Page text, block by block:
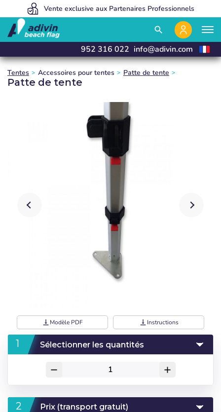
Nous fabriquons et livrons en 24 heures
Vente exclusive aux Partenaires Professionnels
Des prix avantageux grâce à une vente 100% en ligne.
search
952 316 022 info@adivin.com
Tentes Accessoires pour tentes Patte de tente
Patte de tente
vertical_align_bottom Modèle PDF vertical_align_bottom Instructions
Sélectionner les quantités
remove add
Prix (transport gratuit)